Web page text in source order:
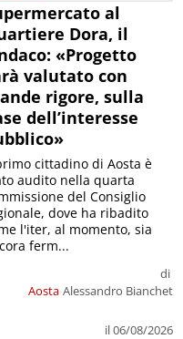
al
Dora, il
«Progetto
valutato con
rigore, sulla
dell’interesse
Aosta
di
Alessandro Bianchet
il 06/08/2026
cittadino di Aosta è
audito nella quarta
del Consiglio
dove ha ribadito
l'iter, al momento, sia
ferm...